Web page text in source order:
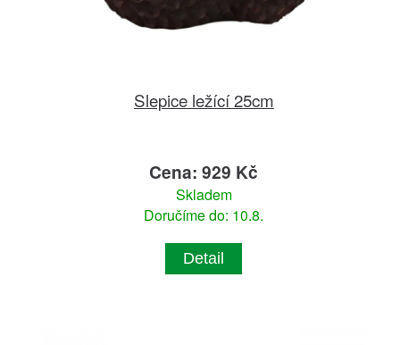
Slepice ležící 25cm
Cena: 929 Kč
Skladem
Doručíme do: 10.8.
Detail